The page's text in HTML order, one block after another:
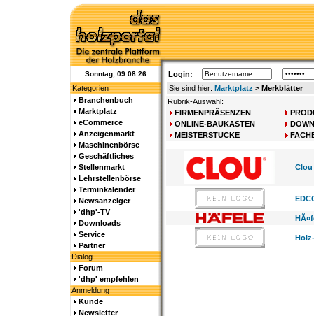
Sonntag, 09.08.26
Login:
Kategorien
Sie sind hier: Marktplatz > Merkblätter
Branchenbuch
Marktplatz
eCommerce
Anzeigenmarkt
Maschinenbörse
Geschäftliches
Stellenmarkt
Lehrstellenbörse
Terminkalender
Newsanzeiger
'dhp'-TV
Downloads
Service
Partner
Dialog
Forum
'dhp' empfehlen
Anmeldung
Kunde
Newsletter
Rubrik-Auswahl:
FIRMENPRÄSENZEN
ONLINE-BAUKÄSTEN
MEISTERSTÜCKE
Clou